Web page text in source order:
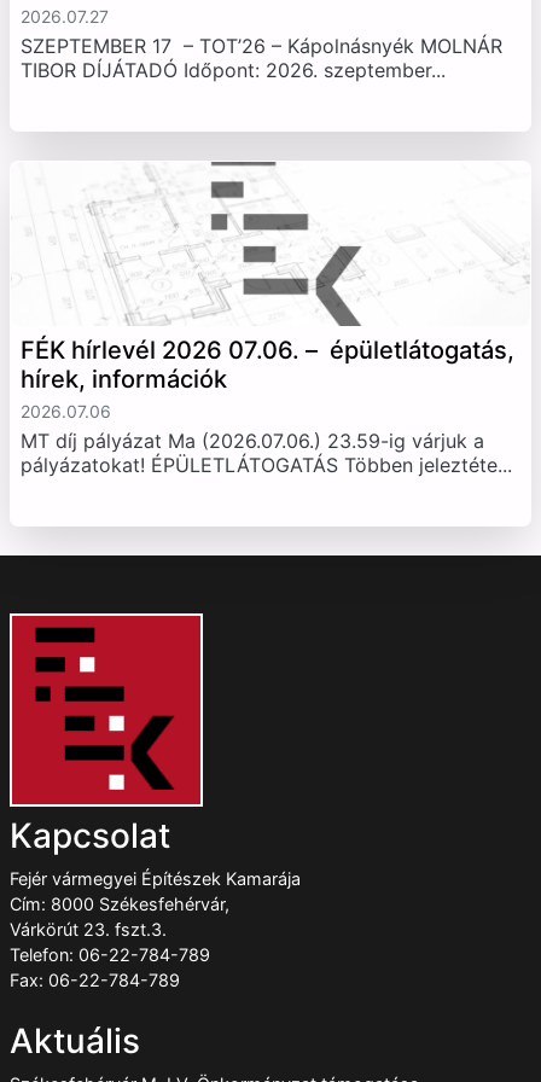
2026.07.27
SZEPTEMBER 17 – TOT’26 – Kápolnásnyék MOLNÁR
TIBOR DÍJÁTADÓ Időpont: 2026. szeptember...
FÉK hírlevél 2026 07.06. – épületlátogatás,
hírek, információk
2026.07.06
MT díj pályázat Ma (2026.07.06.) 23.59-ig várjuk a
pályázatokat! ÉPÜLETLÁTOGATÁS Többen jeleztéte...
Kapcsolat
Fejér vármegyei Építészek Kamarája
Cím: 8000 Székesfehérvár,
Várkörút 23. fszt.3.
Telefon: 06-22-784-789
Fax: 06-22-784-789
Aktuális